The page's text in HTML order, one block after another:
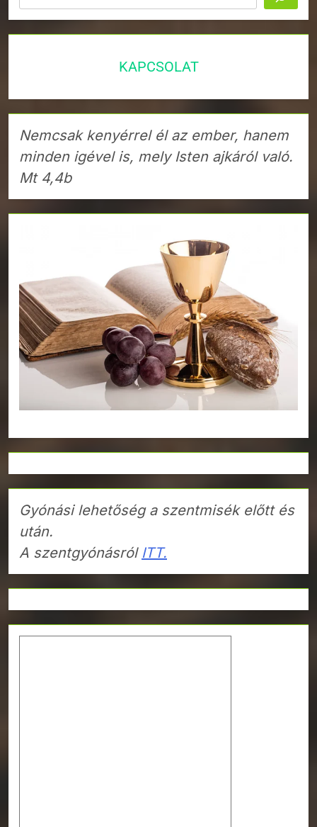
KAPCSOLAT
Nemcsak kenyérrel él az ember, hanem
minden igével is, mely Isten ajkáról való.
Mt 4,4b
Gyónási lehetőség a szentmisék előtt és
után.
A szentgyónásról ITT.